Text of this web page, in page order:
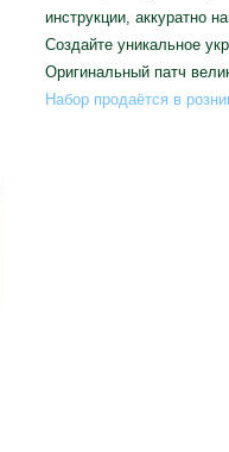
инструкции, аккуратно
Создайте уникальное
Оригинальный патч
Набор продаётся в